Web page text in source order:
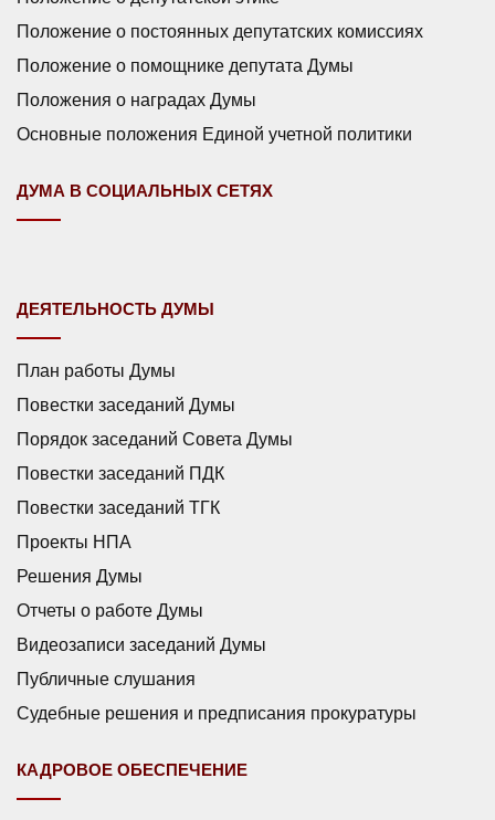
Положение о постоянных депутатских комиссиях
Положение о помощнике депутата Думы
Положения о наградах Думы
Основные положения Единой учетной политики
ДУМА В СОЦИАЛЬНЫХ СЕТЯХ
ДЕЯТЕЛЬНОСТЬ ДУМЫ
План работы Думы
Повестки заседаний Думы
Порядок заседаний Совета Думы
Повестки заседаний ПДК
Повестки заседаний ТГК
Проекты НПА
Решения Думы
Отчеты о работе Думы
Видеозаписи заседаний Думы
Публичные слушания
Судебные решения и предписания прокуратуры
КАДРОВОЕ ОБЕСПЕЧЕНИЕ